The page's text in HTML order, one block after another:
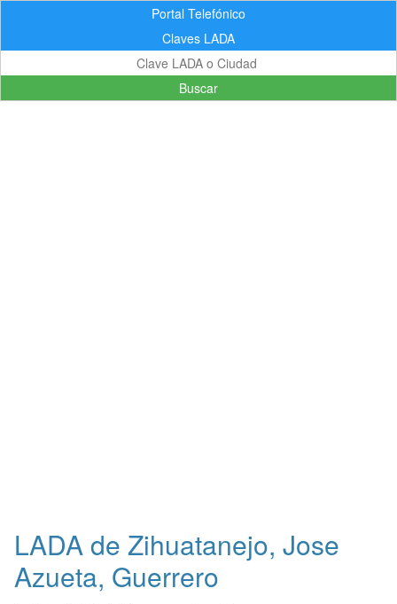
Portal Telefónico
Claves LADA
Buscar
LADA de Zihuatanejo, Jose
Azueta, Guerrero